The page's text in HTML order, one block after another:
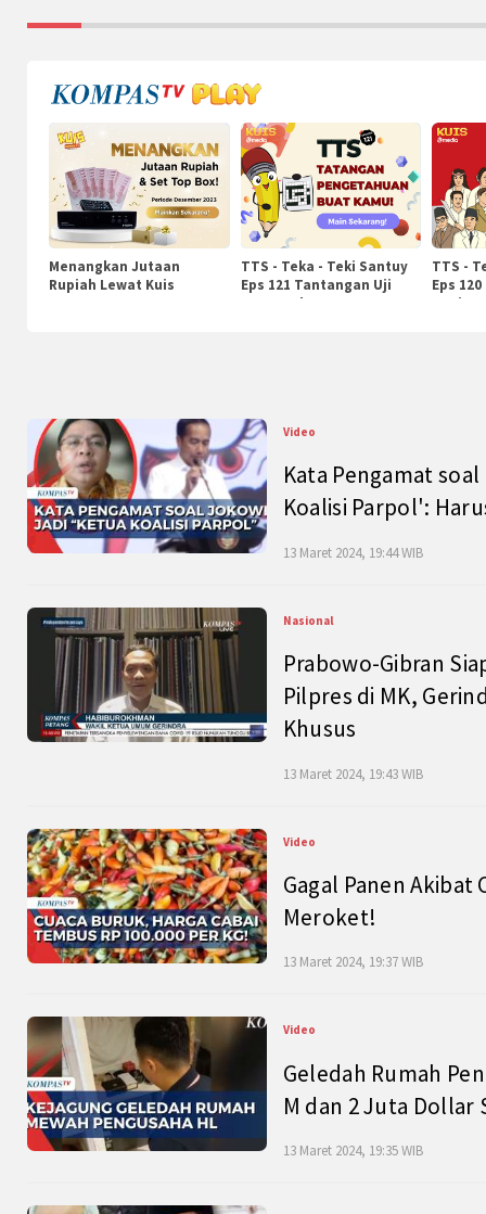
Menangkan Jutaan
Rupiah Lewat Kuis
TTS - Teka - Teki Santuy
Eps 121 Tantangan Uji
Pengetahuan
TTS -
Eps
Video
Kata Pengamat
Koalisi Parpol':
13 Maret 2024, 19:44 WIB
Nasional
Prabowo-Gibran
Pilpres di MK,
Khusus
13 Maret 2024, 19:43 WIB
Video
Gagal Panen Akibat
Meroket!
13 Maret 2024, 19:37 WIB
Video
Geledah Rumah
M dan 2 Juta Dollar
13 Maret 2024, 19:35 WIB